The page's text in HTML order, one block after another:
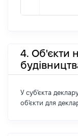
4. Об'єкти
У суб'єкта
об'єкти для